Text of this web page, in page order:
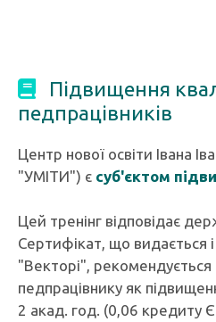
Підвищення
педпрацівників
Центр нової освіти Івана
"УМІТИ") є суб'єктом
Цей тренінг відповідає
Сертифікат, що видається і
"Векторі", рекомендується
педпрацівнику як
2 акад. год. (0,06 кредиту